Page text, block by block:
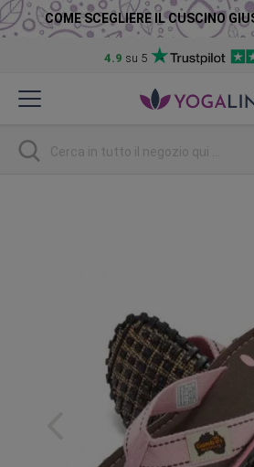
COME SCEGLIERE IL CUSCINO
4.9 su 5
al
Ricerca